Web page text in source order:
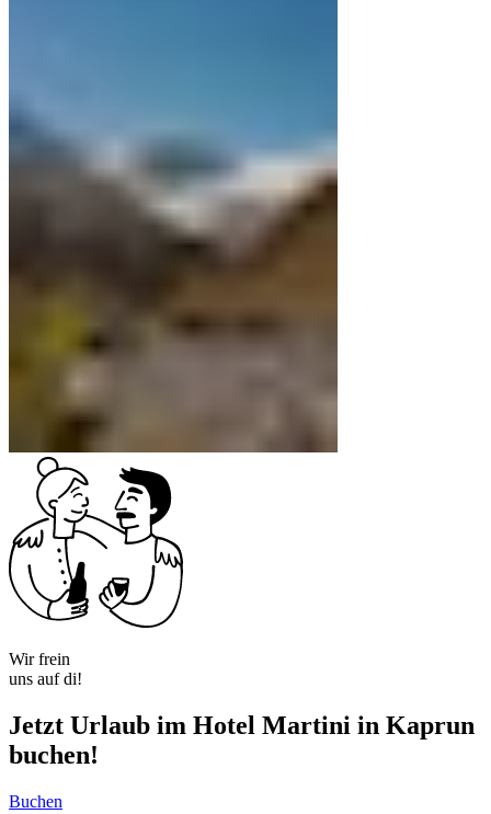
Wir frein
uns auf di!
Jetzt Urlaub im Hotel Martini in Kaprun
buchen!
Buchen